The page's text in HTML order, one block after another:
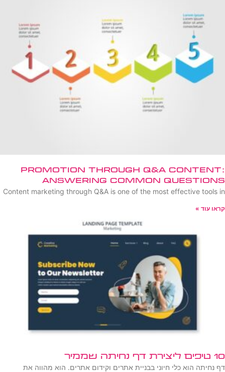
Promotion Through Q&A Content:
Answering Common Questions
Content marketing through Q&A is one of the most effective tools in
קראו עוד »
10 טיפים ליצירת דף נחיתה שממיר
דף נחיתה הוא כלי חיוני בבניית אתרים וקידום אתרים. הוא מהווה את